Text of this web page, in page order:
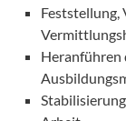
Feststellung,
Heranführen